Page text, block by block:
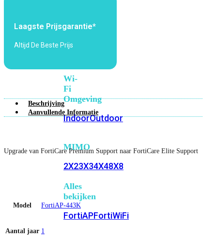
Fi
Fi
Wi-
Fi
Omgeving
IndoorOutdoor
MIMO
2X23X34X48X8
Alles
bekijken
FortiAPFortiWiFi
Laagste Prijsgarantie*
Altijd De Beste Prijs
Beschrijving
Aanvullende Informatie
Upgrade van FortiCare Premium Support naar FortiCare Elite Support
Model FortiAP-443K
Aantal jaar 1